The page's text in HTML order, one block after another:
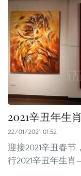
2021辛丑年生
22/01/2021 01:52
迎接2021辛丑春节
行2021辛丑年生肖